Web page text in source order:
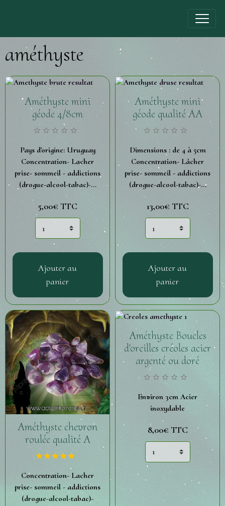
améthyste
Améthyste mini
géode 4/8cm
Pays d'origine: Uruguay
Concentration- Lacher
prise- sommeil - addictions
(drogue-alcool-tabac)-...
5,00€ TTC
Ajouter au
panier
Améthyste mini
géode qualité AA
Dimensions : de 4 à 5cm
Concentration- Lâcher
prise- sommeil - addictions
(drogue-alcool-tabac)-...
13,00€ TTC
Ajouter au
panier
Améthyste chevron
roulée qualité A
Concentration- Lacher
prise- sommeil - addictions
(drogue-alcool-tabac)-
Améthyste Boucles
d'oreilles créoles acier
argenté ou doré
Environ 3cm Acier
inoxydable
8,00€ TTC